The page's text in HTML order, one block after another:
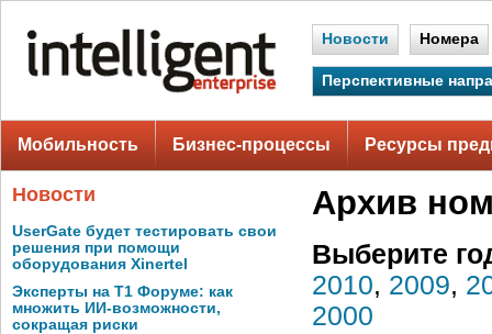
Новости Номера
Перспективные
Мобильность Бизнес-процессы Ресурсы
Новости
UserGate будет тестировать свои
решения при помощи
оборудования Xinertel
Эксперты на Т1 Форуме: как
множить ИИ-возможности,
сокращая риски
Архив
Выберите
2010, 2009,
2000